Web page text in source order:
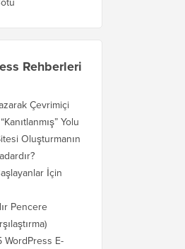
Rehberleri
Çevrimiçi
Yolu
Oluşturmanın
İçin
Pencere
WordPress E-